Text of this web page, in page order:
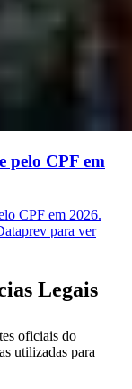
pelo CPF em
CPF em 2026.
para ver
Legais
oficiais do
utilizadas para